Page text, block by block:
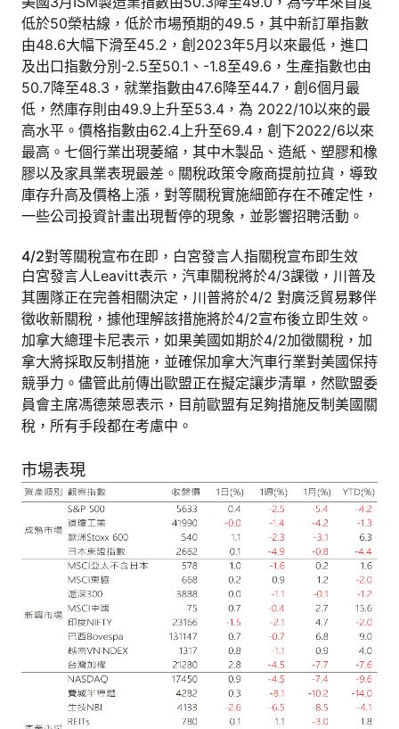
低於50榮枯線，低於市場預期的49.5，其中新訂單指數
由48.6大幅下滑至45.2，創2023年5月以來最低，進口
及出口指數分別-2.5至50.1、-1.8至49.6，生產指數也由
50.7降至48.3，就業指數由47.6降至44.7，創6個月最
低，然庫存則由49.9上升至53.4，為 2022/10以來的最
高水平。價格指數由62.4上升至69.4，創下2022/6以來
最高。七個行業出現萎縮，其中木製品、造紙、塑膠和橡
膠以及家具業表現最差。關稅政策令廠商提前拉貨，導致
庫存升高及價格上漲，對等關稅實施細節存在不確定性，
一些公司投資計畫出現暫停的現象，並影響招聘活動。
4/2對等關稅宣布在即，白宮發言人指關稅宣布即生效
白宮發言人Leavitt表示，汽車關稅將於4/3課徵，川普及
其團隊正在完善相關決定，川普將於4/2 對廣泛貿易夥伴
徵收新關稅，據他理解該措施將於4/2宣布後立即生效。
加拿大總理卡尼表示，如果美國如期於4/2加徵關稅，加
拿大將採取反制措施，並確保加拿大汽車行業對美國保持
競爭力。儘管此前傳出歐盟正在擬定讓步清單，然歐盟委
員會主席馮德萊恩表示，目前歐盟有足夠措施反制美國關
稅，所有手段都在考慮中。
市場表現